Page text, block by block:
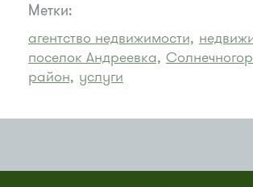
Метки:
агентство недвижимости,
поселок Андреевка,
район, услуги